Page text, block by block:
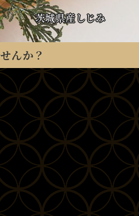
ちぎゅう）サーロイン
茨城県産しじみ
うなぎ蒲焼
干しいも
手作りクッキー
お米・お酒
んか？